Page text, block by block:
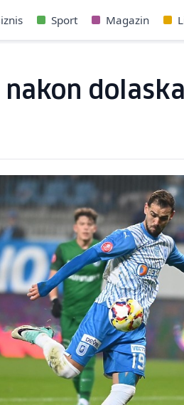
Sport Magazin